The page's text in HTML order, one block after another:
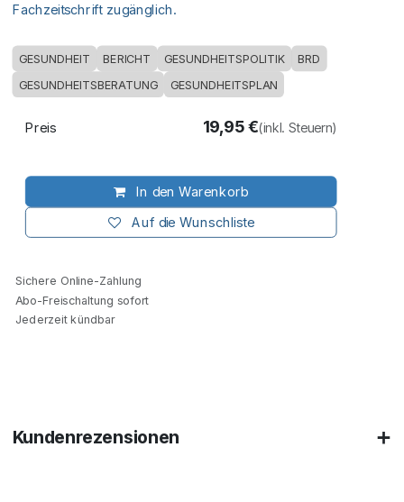
Fachzeitschrift zugänglich.
GESUNDHEIT BERICHT GESUNDHEITSPOLITIK
BRD
GESUNDHEITSBERATUNG
GESUNDHEITSPLAN
In den Warenkorb
Auf die Wunschliste
Preis 19,95€(inkl. Steuern)
Sichere Online-Zahlung
Abo-Freischaltung sofort
Jederzeit kündbar
Kundenrezensionen